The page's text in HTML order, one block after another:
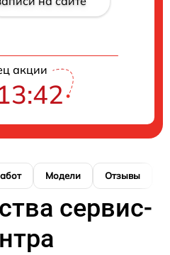
акции
Модели Отзывы
сервис-